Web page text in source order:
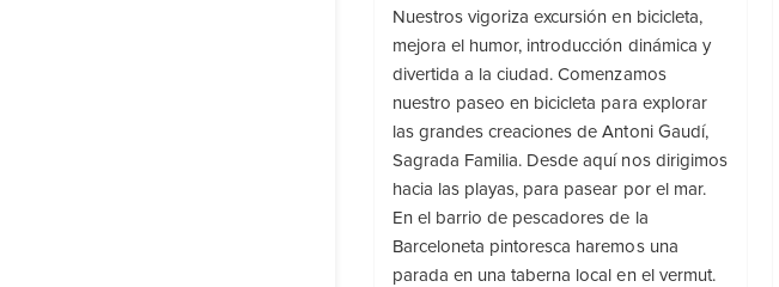
Nuestros vigoriza excursión en bicicleta,
mejora el humor, introducción dinámica y
divertida a la ciudad. Comenzamos
nuestro paseo en bicicleta para explorar
las grandes creaciones de Antoni Gaudí,
Sagrada Familia. Desde aquí nos dirigimos
hacia las playas, para pasear por el mar.
En el barrio de pescadores de la
Barceloneta pintoresca haremos una
parada en una taberna local en el vermut.